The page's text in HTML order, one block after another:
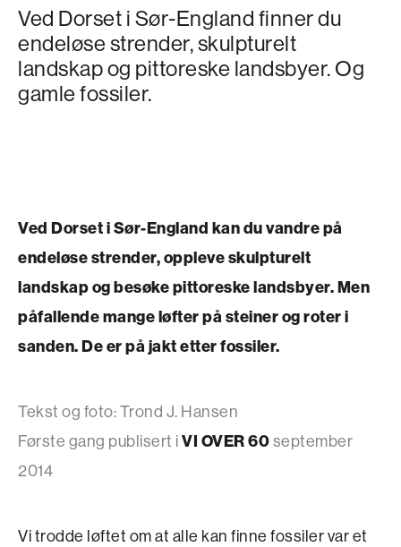
Ved Dorset i Sør-England finner du
endeløse strender, skulpturelt
landskap og pittoreske landsbyer. Og
gamle fossiler.
Ved Dorset i Sør-England kan du vandre på
endeløse strender, oppleve skulpturelt
landskap og besøke pittoreske landsbyer. Men
påfallende mange løfter på steiner og roter i
sanden. De er på jakt etter fossiler.
Tekst og foto: Trond J. Hansen
Første gang publisert iVI OVER 60september
2014
Vi trodde løftet om at alle kan finne fossiler var et